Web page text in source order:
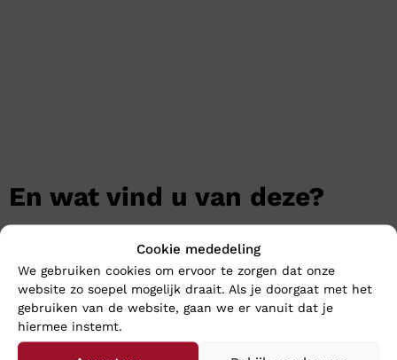
Cookie mededeling
We gebruiken cookies om ervoor te zorgen dat onze
website zo soepel mogelijk draait. Als je doorgaat met het
gebruiken van de website, gaan we er vanuit dat je
hiermee instemt.
En wat vind u van deze?